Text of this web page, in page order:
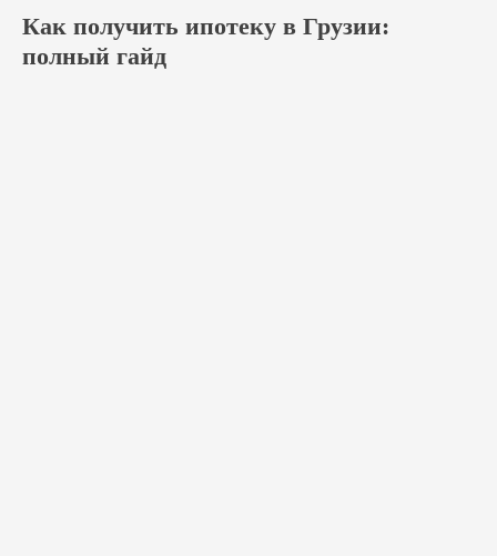
Как получить ипотеку в Грузии:
полный гайд